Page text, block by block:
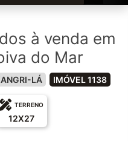
à venda em
do Mar
LÁ IMÓVEL 1138
TERRENO
12X27